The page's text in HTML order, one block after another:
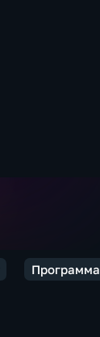
Программа